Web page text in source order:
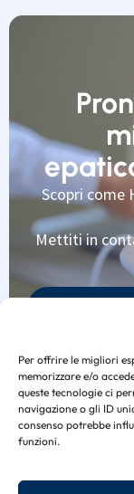
Per offrire le migliori
memorizzare e/o
queste tecnologie ci
navigazione o gli ID
consenso potrebbe
funzioni.
Scopri come
Mettiti in